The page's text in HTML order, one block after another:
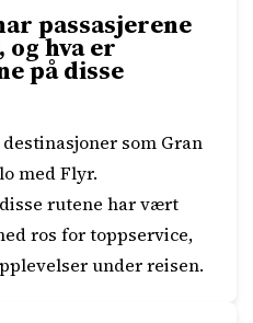
passasjerene
hva er
på disse
som Gran
med Flyr.
rutene har vært
ros for toppservice,
under reisen.